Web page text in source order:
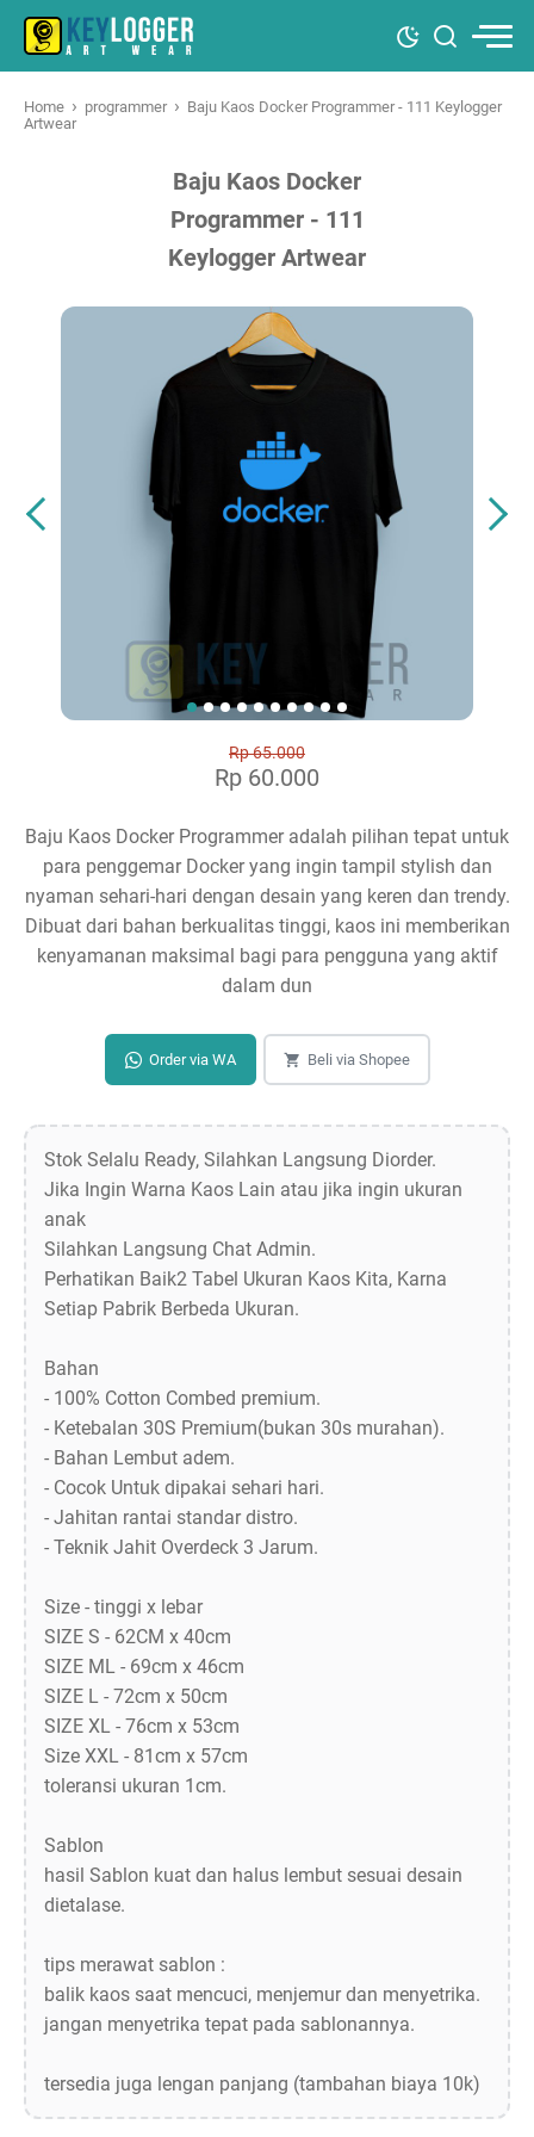
Home › programmer › Baju Kaos Docker Programmer - 111 Keylogger
Artwear
Baju Kaos Docker
Programmer - 111
Keylogger Artwear
Rp 65.000
Rp 60.000
Baju Kaos Docker Programmer adalah pilihan tepat untuk
para penggemar Docker yang ingin tampil stylish dan
nyaman sehari-hari dengan desain yang keren dan trendy.
Dibuat dari bahan berkualitas tinggi, kaos ini memberikan
kenyamanan maksimal bagi para pengguna yang aktif
dalam dun
Order via WA Beli via Shopee
Stok Selalu Ready, Silahkan Langsung Diorder.
Jika Ingin Warna Kaos Lain atau jika ingin ukuran
anak
Silahkan Langsung Chat Admin.
Perhatikan Baik2 Tabel Ukuran Kaos Kita, Karna
Setiap Pabrik Berbeda Ukuran.
Bahan
- 100% Cotton Combed premium.
- Ketebalan 30S Premium(bukan 30s murahan).
- Bahan Lembut adem.
- Cocok Untuk dipakai sehari hari.
- Jahitan rantai standar distro.
- Teknik Jahit Overdeck 3 Jarum.
Size - tinggi x lebar
SIZE S - 62CM x 40cm
SIZE ML - 69cm x 46cm
SIZE L - 72cm x 50cm
SIZE XL - 76cm x 53cm
Size XXL - 81cm x 57cm
toleransi ukuran 1cm.
Sablon
hasil Sablon kuat dan halus lembut sesuai desain
dietalase.
tips merawat sablon :
balik kaos saat mencuci, menjemur dan menyetrika.
jangan menyetrika tepat pada sablonannya.
tersedia juga lengan panjang (tambahan biaya 10k)